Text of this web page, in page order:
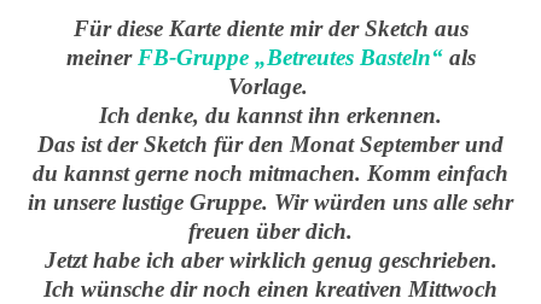
Für diese Karte diente mir der Sketch aus
meiner FB-Gruppe „Betreutes Basteln“als
Vorlage.
Ich denke, du kannst ihn erkennen.
Das ist der Sketch für den Monat September und
du kannst gerne noch mitmachen. Komm einfach
in unsere lustige Gruppe. Wir würden uns alle sehr
freuen über dich.
Jetzt habe ich aber wirklich genug geschrieben.
Ich wünsche dir noch einen kreativen Mittwoch